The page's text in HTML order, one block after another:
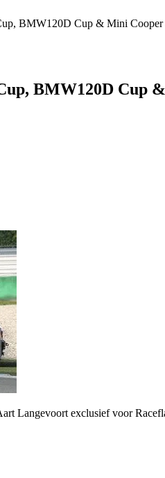
BMW120D Cup & Mini Cooper
BMW120D Cup
Langevoort exclusief voor